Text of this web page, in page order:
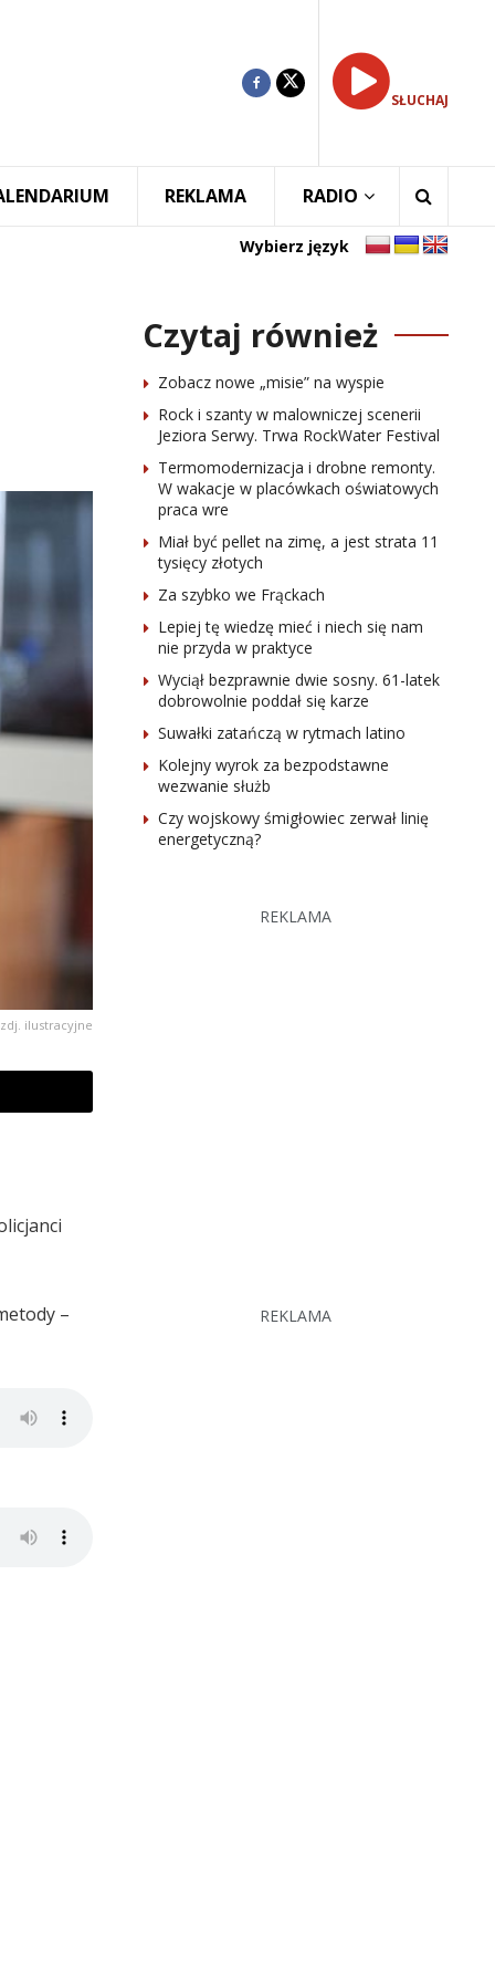
SŁUCHAJ
REKLAMA RADIO
Wybierz język
ilustracyjne
–
Czytaj również
Zobacz nowe „misie” na wyspie
Rock i szanty w malowniczej scenerii
Jeziora Serwy. Trwa RockWater Festival
Termomodernizacja i drobne remonty.
W wakacje w placówkach oświatowych
praca wre
Miał być pellet na zimę, a jest strata 11
tysięcy złotych
Za szybko we Frąckach
Lepiej tę wiedzę mieć i niech się nam
nie przyda w praktyce
Wyciął bezprawnie dwie sosny. 61-latek
dobrowolnie poddał się karze
Suwałki zatańczą w rytmach latino
Kolejny wyrok za bezpodstawne
wezwanie służb
Czy wojskowy śmigłowiec zerwał linię
energetyczną?
REKLAMA
REKLAMA